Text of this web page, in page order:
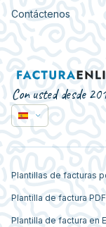
Contáctenos
Con usted desde
Plantillas de facturas
Plantilla de factura PDF
Plantilla de factura en